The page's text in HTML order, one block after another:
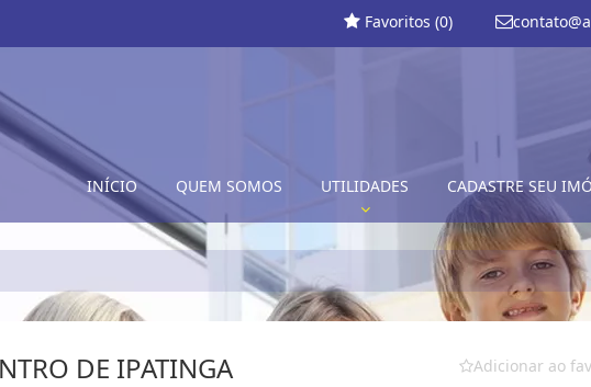
Favoritos (0)
INÍCIO QUEM SOMOS UTILIDADES CADASTRE SEU
DE IPATINGA Adicionar ao